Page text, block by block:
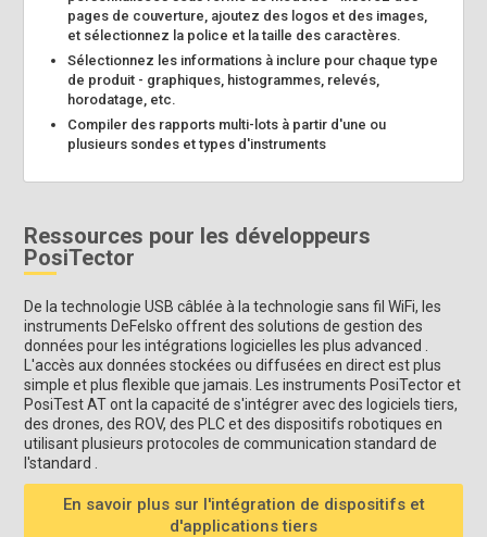
pages de couverture, ajoutez des logos et des images,
et sélectionnez la police et la taille des caractères.
Sélectionnez les informations à inclure pour chaque type
de produit - graphiques, histogrammes, relevés,
horodatage, etc.
Compiler des rapports multi-lots à partir d'une ou
plusieurs sondes et types d'instruments
Ressources pour les développeurs
PosiTector
De la technologie USB câblée à la technologie sans fil WiFi, les
instruments DeFelsko offrent des solutions de gestion des
données pour les intégrations logicielles les plus advanced .
L'accès aux données stockées ou diffusées en direct est plus
simple et plus flexible que jamais. Les instruments PosiTector et
PosiTest AT ont la capacité de s'intégrer avec des logiciels tiers,
des drones, des ROV, des PLC et des dispositifs robotiques en
utilisant plusieurs protocoles de communication standard de
l'standard .
En savoir plus sur l'intégration de dispositifs et
d'applications tiers